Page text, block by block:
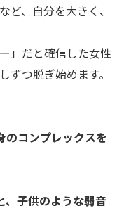
ど、自分を大きく、
」だと確信した女性
つ脱ぎ始めます。
のコンプレックスを
、子供のような弱音